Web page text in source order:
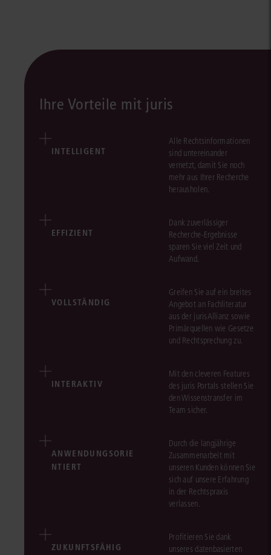
Ihre Vorteile mit juris
INTELLIGENT
Alle Rechtsinformationen
sind untereinander
vernetzt, damit Sie noch
mehr aus Ihrer Recherche
herausholen.
EFFIZIENT
Dank zuverlässiger
Recherche-Ergebnisse
sparen Sie viel Zeit und
Aufwand.
VOLLSTÄNDIG
Greifen Sie auf ein breites
Angebot an Fachliteratur
aus der jurisAllianz sowie
Primärquellen wie Gesetze
und Rechtsprechung zu.
INTERAKTIV
Mit den cleveren Features
des juris Portals stellen Sie
den Wissenstransfer im
Team sicher.
ANWENDUNGSORIE
NTIERT
Durch die langjährige
Zusammenarbeit mit
unseren Kunden können Sie
sich auf unsere Erfahrung
in der Rechtspraxis
verlassen.
ZUKUNFTSFÄHIG
Profitieren Sie dank
unseres datenbasierten